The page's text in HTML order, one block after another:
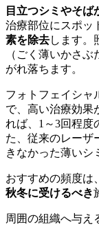
目立つシミやそ
治療部位にスポッ
素を除去します。
（ごく薄いかさ
がれ落ちます。
フォトフェイシャ
で、高い治療効果
れば、1～3回程度
た、従来のレーザ
きなかった薄いシ
おすすめの頻度は、
秋冬に受けるべき
周囲の組織へ与え